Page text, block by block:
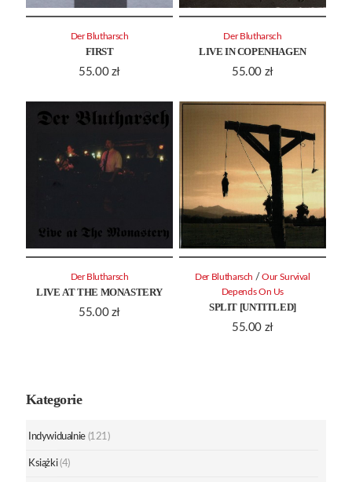
FIRST
55.00 zł
Der Blutharsch
LIVE IN COPENHAGEN
55.00 zł
Der Blutharsch
LIVE AT THE MONASTERY
55.00 zł
Der Blutharsch
SPLIT [UNTITLED]
55.00 zł
Der Blutharsch / Our Survival
Depends On Us
Kategorie
Indywidualnie (121)
Książki (4)